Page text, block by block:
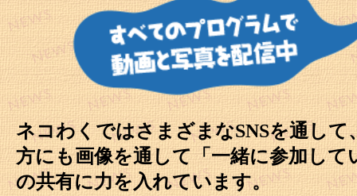
ネコわくではさまざまなSNSを通し
方にも画像を通して「一緒に参加し
の共有に力を入れています。